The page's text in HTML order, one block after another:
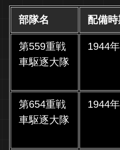
部隊名 配備時
第559重戦
車駆逐大隊
1944
第654重戦
車駆逐大隊
1944